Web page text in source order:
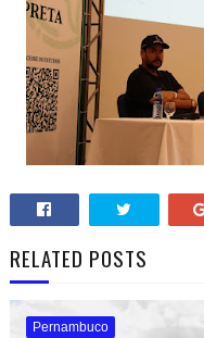
RELATED POSTS
Pernambuco